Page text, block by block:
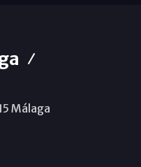
Málaga